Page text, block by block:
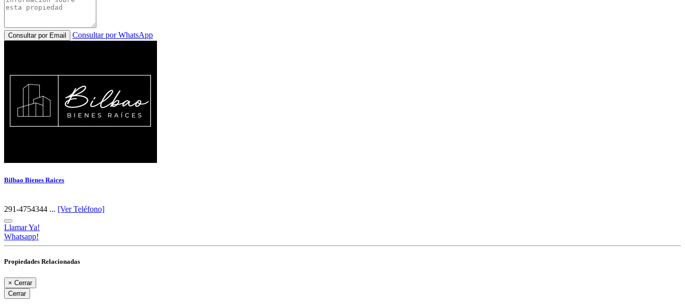
Consultar por Email Consultar por WhatsApp
Bilbao Bienes Raices
291-4754344 ... [Ver Teléfono]
Llamar Ya!
Whatsapp!
Propiedades Relacionadas
× Cerrar
Cerrar